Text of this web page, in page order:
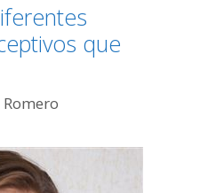
que
Romero